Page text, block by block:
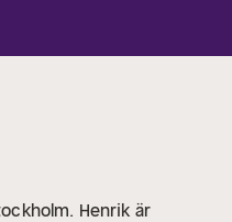
Henrik är